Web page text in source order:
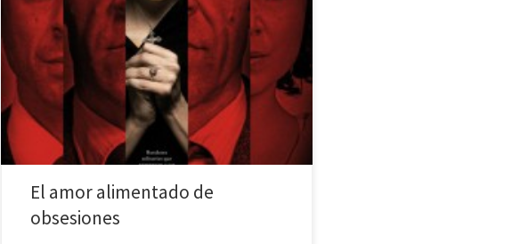
Esteban Roel y Juan Fernando Andrés han realizado
una nueva y estremecedora película: producida por
Alex de la Iglesia, Musarañas, que se estrena el 25 de
Diciembre, es un filme que cuenta la vida de dos
jóvenes que no tienen una vida ni un pasado
normales. Estas circunstancias serán las […]
El amor alimentado de
obsesiones